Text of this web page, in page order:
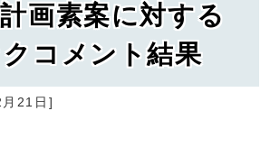
画素案に対する
コメント結果
21日 ]